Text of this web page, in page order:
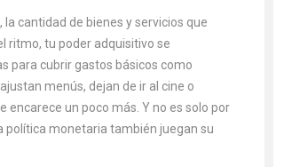
, la cantidad de bienes y servicios que
ritmo, tu poder adquisitivo se
para cubrir gastos básicos como
menús, dejan de ir al cine o
un poco más. Y no es solo por
política monetaria también juegan su